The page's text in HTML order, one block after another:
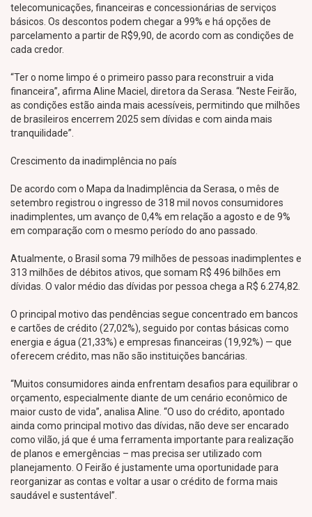
telecomunicações, financeiras e concessionárias de serviços
básicos. Os descontos podem chegar a 99% e há opções de
parcelamento a partir de R$9,90, de acordo com as condições de
cada credor.
“Ter o nome limpo é o primeiro passo para reconstruir a vida
financeira”, afirma Aline Maciel, diretora da Serasa. “Neste Feirão,
as condições estão ainda mais acessíveis, permitindo que milhões
de brasileiros encerrem 2025 sem dívidas e com ainda mais
tranquilidade”.
Crescimento da inadimplência no país
De acordo com o Mapa da Inadimplência da Serasa, o mês de
setembro registrou o ingresso de 318 mil novos consumidores
inadimplentes, um avanço de 0,4% em relação a agosto e de 9%
em comparação com o mesmo período do ano passado.
Atualmente, o Brasil soma 79 milhões de pessoas inadimplentes e
313 milhões de débitos ativos, que somam R$ 496 bilhões em
dívidas. O valor médio das dívidas por pessoa chega a R$ 6.274,82.
O principal motivo das pendências segue concentrado em bancos
e cartões de crédito (27,02%), seguido por contas básicas como
energia e água (21,33%) e empresas financeiras (19,92%) — que
oferecem crédito, mas não são instituições bancárias.
“Muitos consumidores ainda enfrentam desafios para equilibrar o
orçamento, especialmente diante de um cenário econômico de
maior custo de vida”, analisa Aline. “O uso do crédito, apontado
ainda como principal motivo das dívidas, não deve ser encarado
como vilão, já que é uma ferramenta importante para realização
de planos e emergências – mas precisa ser utilizado com
planejamento. O Feirão é justamente uma oportunidade para
reorganizar as contas e voltar a usar o crédito de forma mais
saudável e sustentável”.